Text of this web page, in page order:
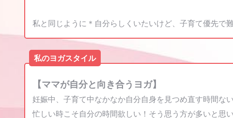
私と同じように＊自分らしくいたいけど、子育て優先で
私のヨガスタイル
【ママが自分と向き合うヨガ】
妊娠中、子育て中なかなか自分自身を見つめ直す時間ない
忙しい時こそ自分の時間欲しい！そう思う方が多いと思い